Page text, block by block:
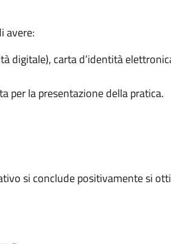
avere:
digitale), carta d’identità
per la presentazione della pratica.
si conclude positivamente si